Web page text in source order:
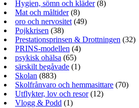
Hygien, sömn och kläder(8)
Mat och måltider(8)
oro och nervositet (49)
Pojkkrisen (38)
Prestationsprinsen & Drottningen (32)
PRINS-modellen (4)
psykisk ohälsa (65)
särskilt begåvade (1)
Skolan (883)
Skolfrånvaro och hemmasittare (70)
Utflykter, lov och resor(12)
Vlogg & Podd (1)